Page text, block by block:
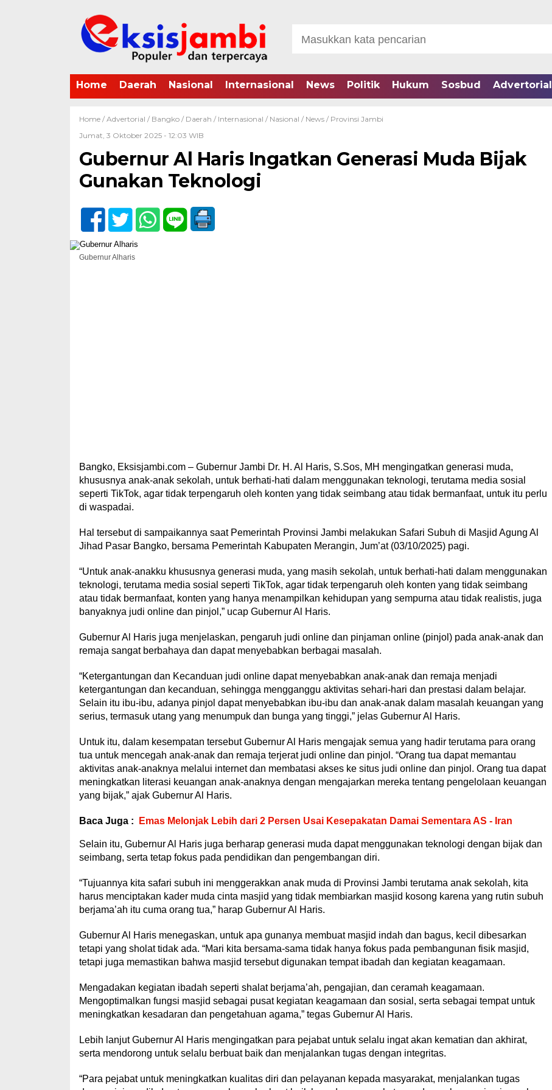
Home Daerah Nasional Internasional News Politik Hukum Sosbud Advertorial
Home / Advertorial / Bangko/ Daerah / Internasional / Nasional / News/ Provinsi Jambi
Jumat, 3 Oktober 2025 - 12:03 WIB
Gubernur Al Haris Ingatkan Generasi Muda Bijak
Gunakan Teknologi
Gubernur Alharis
Bangko, Eksisjambi.com – Gubernur Jambi Dr. H. Al Haris, S.Sos, MH mengingatkan generasi muda,
khususnya anak-anak sekolah, untuk berhati-hati dalam menggunakan teknologi, terutama media sosial
seperti TikTok, agar tidak terpengaruh oleh konten yang tidak seimbang atau tidak bermanfaat, untuk itu perlu
di waspadai.
Hal tersebut di sampaikannya saat Pemerintah Provinsi Jambi melakukan Safari Subuh di Masjid Agung Al
Jihad Pasar Bangko, bersama Pemerintah Kabupaten Merangin, Jum’at (03/10/2025) pagi.
“Untuk anak-anakku khususnya generasi muda, yang masih sekolah, untuk berhati-hati dalam menggunakan
teknologi, terutama media sosial seperti TikTok, agar tidak terpengaruh oleh konten yang tidak seimbang
atau tidak bermanfaat, konten yang hanya menampilkan kehidupan yang sempurna atau tidak realistis, juga
banyaknya judi online dan pinjol,” ucap Gubernur Al Haris.
Gubernur Al Haris juga menjelaskan, pengaruh judi online dan pinjaman online (pinjol) pada anak-anak dan
remaja sangat berbahaya dan dapat menyebabkan berbagai masalah.
“Ketergantungan dan Kecanduan judi online dapat menyebabkan anak-anak dan remaja menjadi
ketergantungan dan kecanduan, sehingga mengganggu aktivitas sehari-hari dan prestasi dalam belajar.
Selain itu ibu-ibu, adanya pinjol dapat menyebabkan ibu-ibu dan anak-anak dalam masalah keuangan yang
serius, termasuk utang yang menumpuk dan bunga yang tinggi,” jelas Gubernur Al Haris.
Untuk itu, dalam kesempatan tersebut Gubernur Al Haris mengajak semua yang hadir terutama para orang
tua untuk mencegah anak-anak dan remaja terjerat judi online dan pinjol. “Orang tua dapat memantau
aktivitas anak-anaknya melalui internet dan membatasi akses ke situs judi online dan pinjol. Orang tua dapat
meningkatkan literasi keuangan anak-anaknya dengan mengajarkan mereka tentang pengelolaan keuangan
yang bijak,” ajak Gubernur Al Haris.
Baca Juga : Emas Melonjak Lebih dari 2 Persen Usai Kesepakatan Damai Sementara AS - Iran
Selain itu, Gubernur Al Haris juga berharap generasi muda dapat menggunakan teknologi dengan bijak dan
seimbang, serta tetap fokus pada pendidikan dan pengembangan diri.
“Tujuannya kita safari subuh ini menggerakkan anak muda di Provinsi Jambi terutama anak sekolah, kita
harus menciptakan kader muda cinta masjid yang tidak membiarkan masjid kosong karena yang rutin subuh
berjama’ah itu cuma orang tua,” harap Gubernur Al Haris.
Gubernur Al Haris menegaskan, untuk apa gunanya membuat masjid indah dan bagus, kecil dibesarkan
tetapi yang sholat tidak ada. “Mari kita bersama-sama tidak hanya fokus pada pembangunan fisik masjid,
tetapi juga memastikan bahwa masjid tersebut digunakan tempat ibadah dan kegiatan keagamaan.
Mengadakan kegiatan ibadah seperti shalat berjama’ah, pengajian, dan ceramah keagamaan.
Mengoptimalkan fungsi masjid sebagai pusat kegiatan keagamaan dan sosial, serta sebagai tempat untuk
meningkatkan kesadaran dan pengetahuan agama,” tegas Gubernur Al Haris.
Lebih lanjut Gubernur Al Haris mengingatkan para pejabat untuk selalu ingat akan kematian dan akhirat,
serta mendorong untuk selalu berbuat baik dan menjalankan tugas dengan integritas.
“Para pejabat untuk meningkatkan kualitas diri dan pelayanan kepada masyarakat, menjalankan tugas